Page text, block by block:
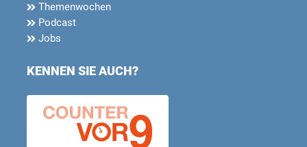
Themenwochen
Podcast
Jobs
KENNEN SIE AUCH?